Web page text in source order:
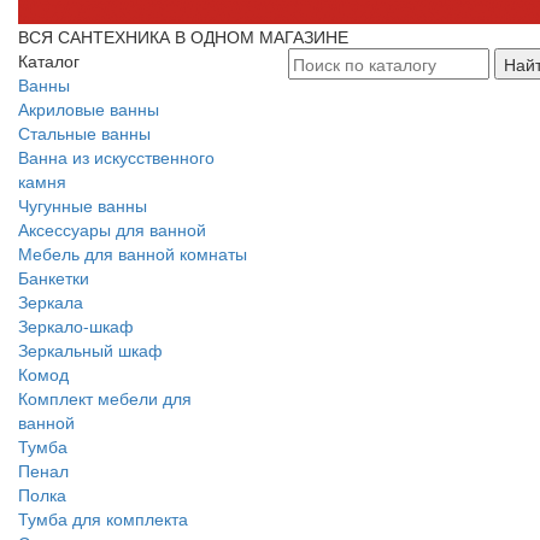
ВСЯ САНТЕХНИКА В ОДНОМ МАГАЗИНЕ
Каталог
Ванны
Акриловые ванны
Стальные ванны
Ванна из искусственного
камня
Чугунные ванны
Аксессуары для ванной
Мебель для ванной комнаты
Банкетки
Зеркала
Зеркало-шкаф
Зеркальный шкаф
Комод
Комплект мебели для
ванной
Тумба
Пенал
Полка
Тумба для комплекта